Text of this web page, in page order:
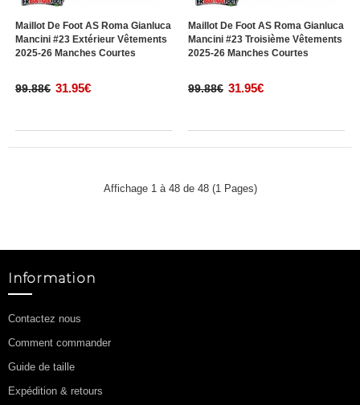
Maillot De Foot AS Roma Gianluca
Mancini #23 Extérieur Vêtements
2025-26 Manches Courtes
99.88€ 31.95€
Maillot De Foot AS Roma Gianluca
Mancini #23 Troisième Vêtements
2025-26 Manches Courtes
99.88€ 31.95€
Affichage 1 à 48 de 48 (1 Pages)
Information
Contactez nous
Comment commander
Guide de taille
Expédition & retours